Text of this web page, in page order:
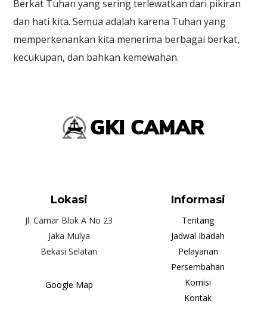
Berkat Tuhan yang sering terlewatkan dari pikiran
dan hati kita. Semua adalah karena Tuhan yang
memperkenankan kita menerima berbagai berkat,
kecukupan, dan bahkan kemewahan.
Lokasi
Jl. Camar Blok A No 23
Jaka Mulya
Bekasi Selatan
Google Map
Informasi
Tentang
Jadwal Ibadah
Pelayanan
Persembahan
Komisi
Kontak